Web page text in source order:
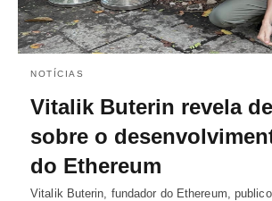
NOTÍCIAS
Vitalik Buterin revela
sobre o
do Ethereum
Vitalik Buterin, fundador do Ethereum,